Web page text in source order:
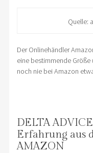
Quelle:
Der Onlinehändler
eine bestimmende
noch nie bei Amazon
DELTA
Erfahrung aus
AMAZON